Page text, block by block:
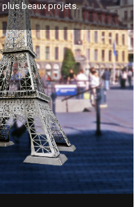
beaux projets.